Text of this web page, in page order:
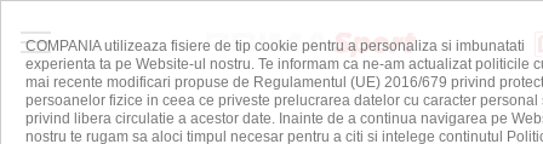
COMPANIA utilizeaza fisiere de tip cookie pentru a personaliza si imbunatati
experienta ta pe Website-ul nostru. Te informam ca ne-am actualizat politicile
mai recente modificari propuse de Regulamentul (UE) 2016/679 privind
persoanelor fizice in ceea ce priveste prelucrarea datelor cu caracter personal
privind libera circulatie a acestor date. Inainte de a continua navigarea pe
nostru te rugam sa aloci timpul necesar pentru a citi si intelege continutul